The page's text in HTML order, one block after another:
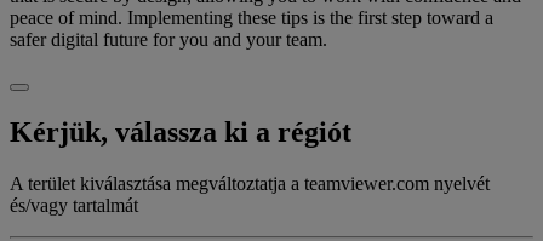
peace of mind. Implementing these tips is the first step toward a
safer digital future for you and your team.
Kérjük, válassza ki a régiót
A terület kiválasztása megváltoztatja a teamviewer.com nyelvét
és/vagy tartalmát